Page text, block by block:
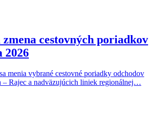
cestovných poriadkov
2026
menia vybrané cestovné poriadky odchodov
Rajec a nadväzujúcich liniek regionálnej…